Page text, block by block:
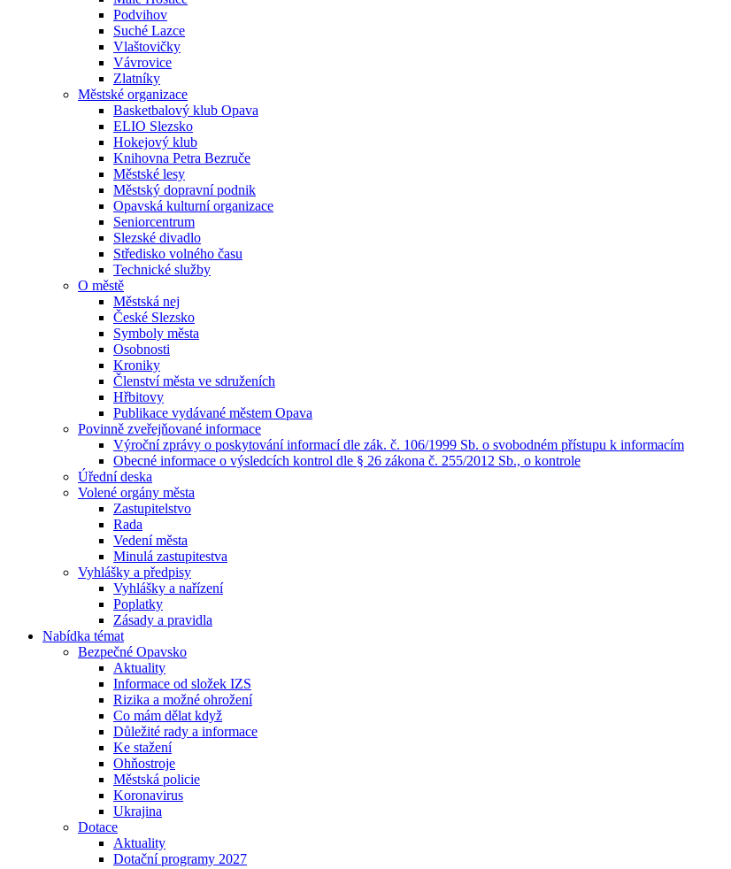
Podvihov
Suché Lazce
Vlaštovičky
Vávrovice
Zlatníky
Městské organizace
Basketbalový klub Opava
ELIO Slezsko
Hokejový klub
Knihovna Petra Bezruče
Městské lesy
Městský dopravní podnik
Opavská kulturní organizace
Seniorcentrum
Slezské divadlo
Středisko volného času
Technické služby
O městě
Městská nej
České Slezsko
Symboly města
Osobnosti
Kroniky
Členství města ve sdruženích
Hřbitovy
Publikace vydávané městem Opava
Povinně zveřejňované informace
Výroční zprávy o poskytování informací dle zák. č. 106/1999 Sb. o svobodném přístupu k informacím
Obecné informace o výsledcích kontrol dle § 26 zákona č. 255/2012 Sb., o kontrole
Úřední deska
Volené orgány města
Zastupitelstvo
Rada
Vedení města
Minulá zastupitestva
Vyhlášky a předpisy
Vyhlášky a nařízení
Poplatky
Zásady a pravidla
Nabídka témat
Bezpečné Opavsko
Aktuality
Informace od složek IZS
Rizika a možné ohrožení
Co mám dělat když
Důležité rady a informace
Ke stažení
Ohňostroje
Městská policie
Koronavirus
Ukrajina
Dotace
Aktuality
Dotační programy 2027